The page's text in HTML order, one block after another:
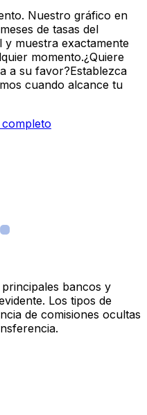
Nuestro gráfico en
de tasas del
y muestra exactamente
momento.¿Quiere
a su favor?Establezca
cuando alcance tu
bancos y
Los tipos de
de comisiones ocultas